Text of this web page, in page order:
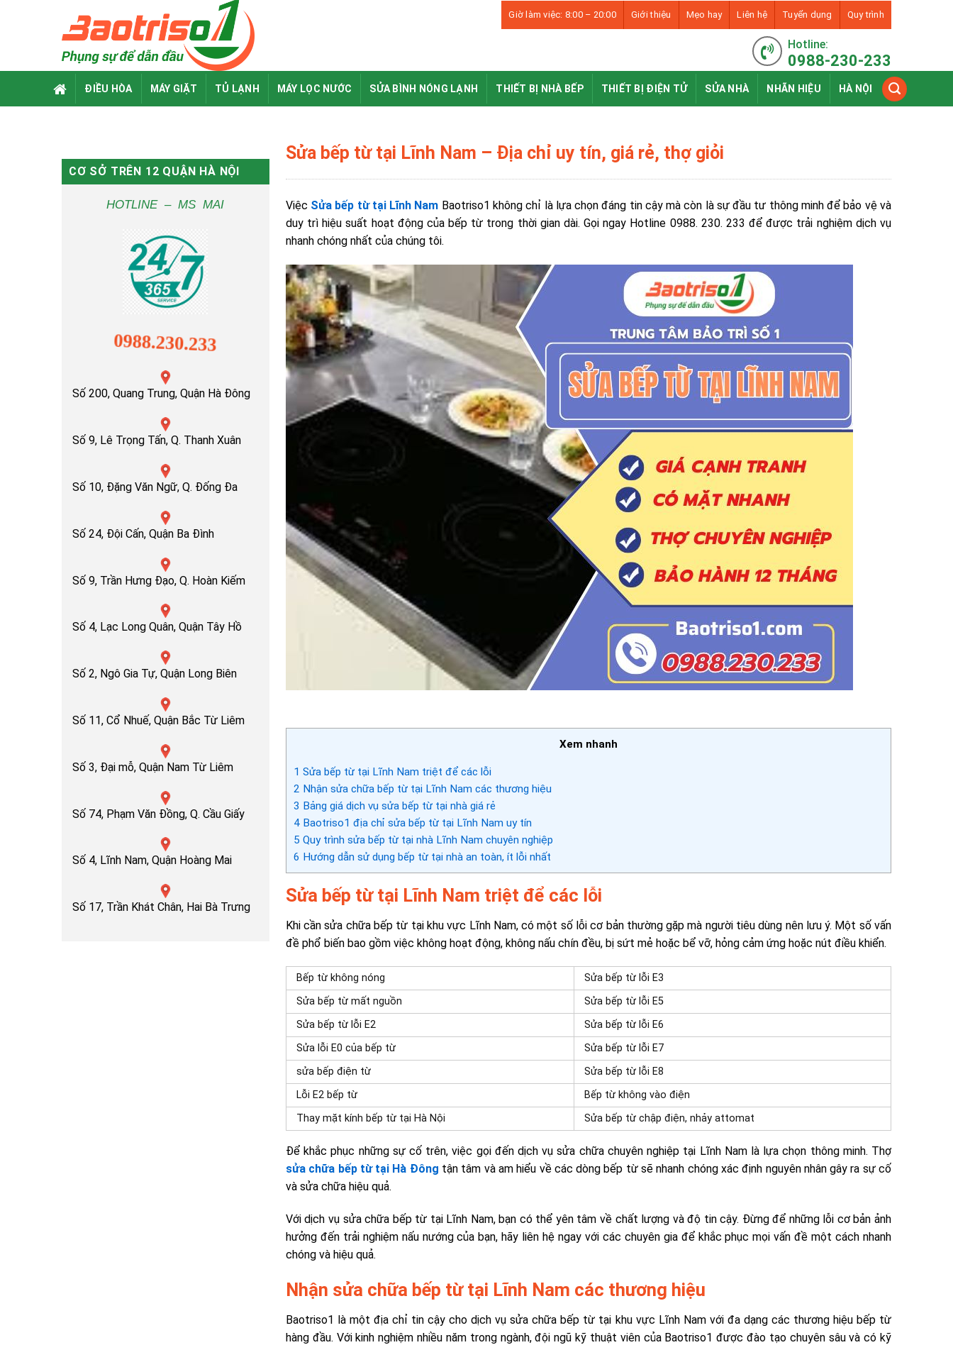
Giờ làm việc: 8:00 – 20:00 Giới thiệu Mẹo hay Liên hệ Tuyển dụng Quy trình
Hotline:
0988-230-233
ĐIỀU HÒA MÁY GIẶT TỦ LẠNH MÁY LỌC NƯỚC SỬA BÌNH NÓNG LẠNH THIẾT BỊ NHÀ BẾP THIẾT BỊ ĐIỆN TỬ SỬA NHÀ NHÃN HIỆU HÀ NỘI
CƠ SỞ TRÊN 12 QUẬN HÀ NỘI
HOTLINE – MS MAI
0988.230.233
Số 200, Quang Trung, Quận Hà Đông
Số 9, Lê Trọng Tấn, Q. Thanh Xuân
Số 10, Đặng Văn Ngữ, Q. Đống Đa
Số 24, Đội Cấn, Quận Ba Đình
Số 9, Trần Hưng Đạo, Q. Hoàn Kiếm
Số 4, Lạc Long Quân, Quận Tây Hồ
Số 2, Ngô Gia Tự, Quận Long Biên
Số 11, Cổ Nhuế, Quận Bắc Từ Liêm
Số 3, Đại mỗ, Quận Nam Từ Liêm
Số 74, Phạm Văn Đồng, Q. Cầu Giấy
Số 4, Lĩnh Nam, Quận Hoàng Mai
Số 17, Trần Khát Chân, Hai Bà Trưng
Sửa bếp từ tại Lĩnh Nam – Địa chỉ uy tín, giá rẻ, thợ giỏi
Việc Sửa bếp từ tại Lĩnh Nam Baotriso1 không chỉ là lựa chọn đáng tin cậy mà còn là sự đầu tư thông minh để bảo vệ và
duy trì hiệu suất hoạt động của bếp từ trong thời gian dài. Gọi ngay Hotline 0988. 230. 233 để được trải nghiệm dịch vụ
nhanh chóng nhất của chúng tôi.
Xem nhanh
1 Sửa bếp từ tại Lĩnh Nam triệt để các lỗi
2 Nhận sửa chữa bếp từ tại Lĩnh Nam các thương hiệu
3 Bảng giá dịch vụ sửa bếp từ tại nhà giá rẻ
4Baotriso1 địa chỉ sửa bếp từ tại Lĩnh Nam uy tín
5 Quy trình sửa bếp từ tại nhà Lĩnh Nam chuyên nghiệp
6 Hướng dẫn sử dụng bếp từ tại nhà an toàn, ít lỗi nhất
Sửa bếp từ tại Lĩnh Nam triệt để các lỗi
Khi cần sửa chữa bếp từ tại khu vực Lĩnh Nam, có một số lỗi cơ bản thường gặp mà người tiêu dùng nên lưu ý. Một số vấn
đề phổ biến bao gồm việc không hoạt động, không nấu chín đều, bị sứt mẻ hoặc bể vỡ, hỏng cảm ứng hoặc nút điều khiển.
Bếp từ không nóng
Sửa bếp từ lỗi E3
Sửa bếp từ mất nguồn
Sửa bếp từ lỗi E5
Sửa bếp từ lỗi E2
Sửa bếp từ lỗi E6
Sửa lỗi E0 của bếp từ
Sửa bếp từ lỗi E7
sửa bếp điện từ
Sửa bếp từ lỗi E8
Lỗi E2 bếp từ
Bếp từ không vào điện
Thay mặt kính bếp từ tại Hà Nội
Sửa bếp từ chập điện, nhảy attomat
Để khắc phục những sự cố trên, việc gọi đến dịch vụ sửa chữa chuyên nghiệp tại Lĩnh Nam là lựa chọn thông minh. Thợ
sửa chữa bếp từ tại Hà Đông tận tâm và am hiểu về các dòng bếp từ sẽ nhanh chóng xác định nguyên nhân gây ra sự cố
và sửa chữa hiệu quả.
Với dịch vụ sửa chữa bếp từ tại Lĩnh Nam, bạn có thể yên tâm về chất lượng và độ tin cậy. Đừng để những lỗi cơ bản ảnh
hưởng đến trải nghiệm nấu nướng của bạn, hãy liên hệ ngay với các chuyên gia để khắc phục mọi vấn đề một cách nhanh
chóng và hiệu quả.
Nhận sửa chữa bếp từ tại Lĩnh Nam các thương hiệu
Baotriso1 là một địa chỉ tin cậy cho dịch vụ sửa chữa bếp từ tại khu vực Lĩnh Nam với đa dạng các thương hiệu bếp từ
hàng đầu. Với kinh nghiệm nhiều năm trong ngành, đội ngũ kỹ thuật viên của Baotriso1 được đào tạo chuyên sâu và có kỹ